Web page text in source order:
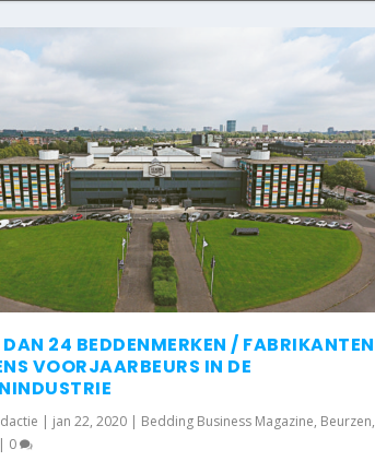
DAN 24 BEDDENMERKEN / FABRIKANTEN
VOORJAARBEURS IN DE
| jan 22, 2020| Bedding Business Magazine, Beurzen,
0